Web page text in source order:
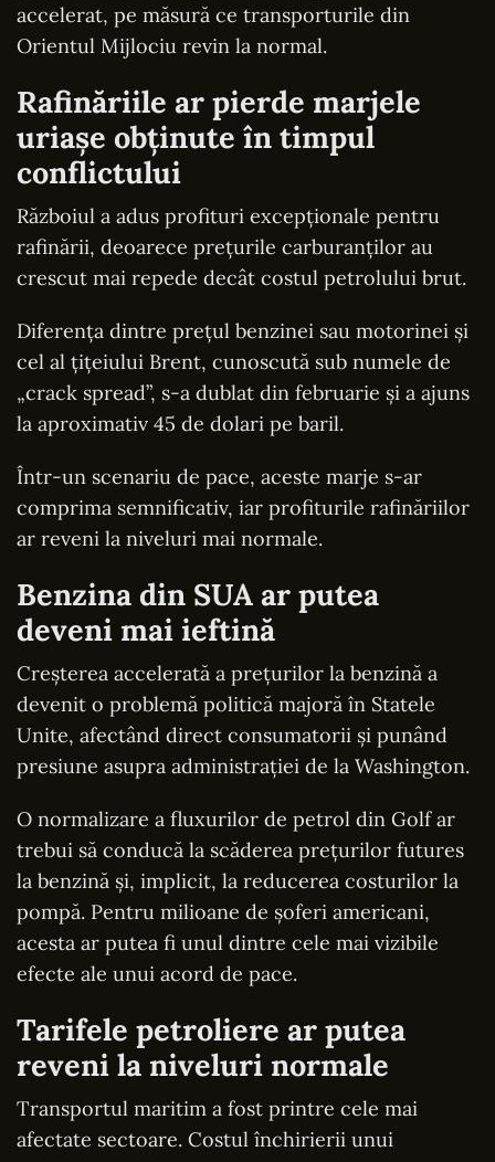
accelerat, pe măsură ce transporturile din
Orientul Mijlociu revin la normal.
Rafinăriile ar pierde marjele
uriașe obținute în timpul
conflictului
Războiul a adus profituri excepționale pentru
rafinării, deoarece prețurile carburanților au
crescut mai repede decât costul petrolului brut.
Diferența dintre prețul benzinei sau motorinei și
cel al țițeiului Brent, cunoscută sub numele de
„crack spread”, s-a dublat din februarie și a ajuns
la aproximativ 45 de dolari pe baril.
Într-un scenariu de pace, aceste marje s-ar
comprima semnificativ, iar profiturile rafinăriilor
ar reveni la niveluri mai normale.
Benzina din SUA ar putea
deveni mai ieftină
Creșterea accelerată a prețurilor la benzină a
devenit o problemă politică majoră în Statele
Unite, afectând direct consumatorii și punând
presiune asupra administrației de la Washington.
O normalizare a fluxurilor de petrol din Golf ar
trebui să conducă la scăderea prețurilor futures
la benzină și, implicit, la reducerea costurilor la
pompă. Pentru milioane de șoferi americani,
acesta ar putea fi unul dintre cele mai vizibile
efecte ale unui acord de pace.
Tarifele petroliere ar putea
reveni la niveluri normale
Transportul maritim a fost printre cele mai
afectate sectoare. Costul închirierii unui